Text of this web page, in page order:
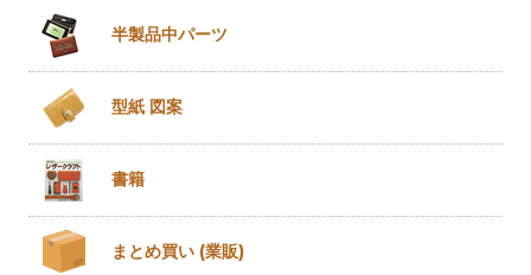
半製品中パーツ
型紙 図案
書籍
まとめ買い (業販)